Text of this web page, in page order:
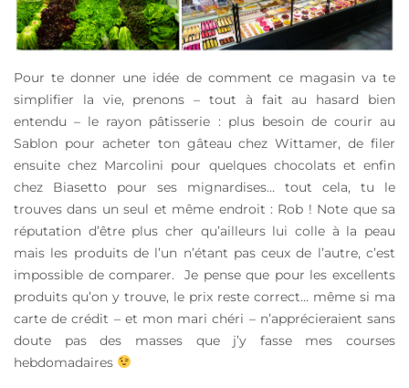
Pour te donner une idée de comment ce magasin va te
simplifier la vie, prenons – tout à fait au hasard bien
entendu – le rayon pâtisserie : plus besoin de courir au
Sablon pour acheter ton gâteau chez Wittamer, de filer
ensuite chez Marcolini pour quelques chocolats et enfin
chez Biasetto pour ses mignardises… tout cela, tu le
trouves dans un seul et même endroit : Rob ! Note que sa
réputation d’être plus cher qu’ailleurs lui colle à la peau
mais les produits de l’un n’étant pas ceux de l’autre, c’est
impossible de comparer. Je pense que pour les excellents
produits qu’on y trouve, le prix reste correct… même si ma
carte de crédit – et mon mari chéri – n’apprécieraient sans
doute pas des masses que j’y fasse mes courses
hebdomadaires